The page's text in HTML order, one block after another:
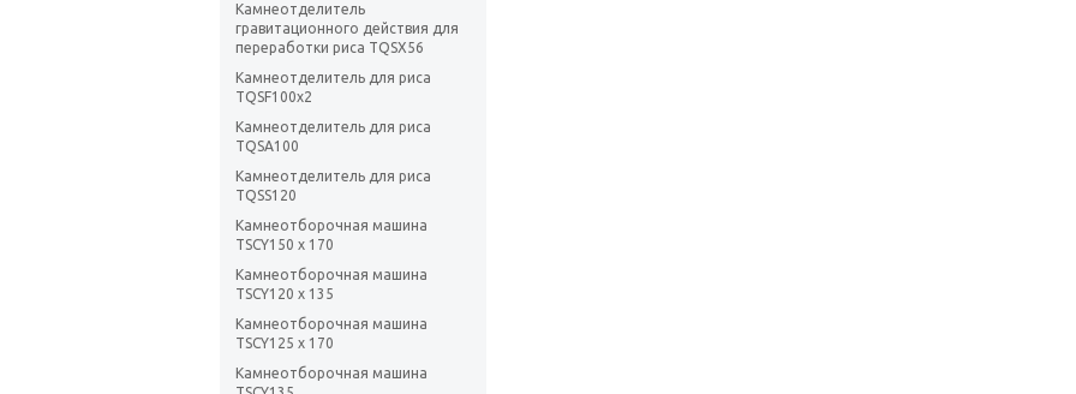
Камнеотделитель
гравитационного действия для
переработки риса TQSX56
Камнеотделитель для риса
TQSF100x2
Камнеотделитель для риса
TQSA100
Камнеотделитель для риса
TQSS120
Камнеотборочная машина
TSCY150 x 170
Камнеотборочная машина
TSCY120 x 135
Камнеотборочная машина
TSCY125 x 170
Камнеотборочная машина